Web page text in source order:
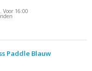
Voor 16:00
Paddle Blauw